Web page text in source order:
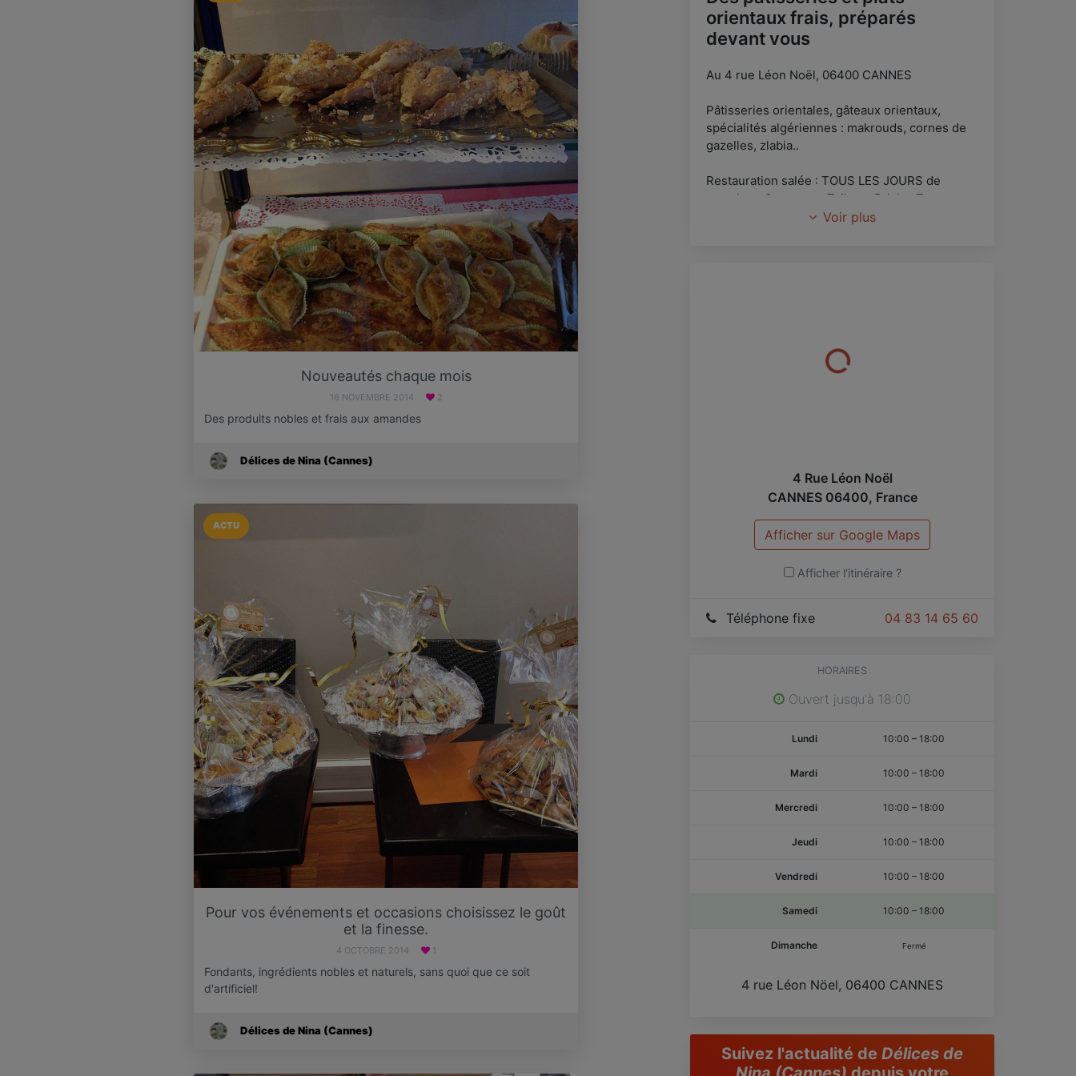
Nouveautés chaque mois
16 NOVEMBRE 2014 2
Des produits nobles et frais aux amandes
Délices de Nina (Cannes)
ACTU
Pour vos événements et occasions choisissez le goût
et la finesse.
4 OCTOBRE 2014 1
Fondants, ingrédients nobles et naturels, sans quoi que ce soit
d'artificiel!
Délices de Nina (Cannes)
orientaux frais, préparés
devant vous
Au 4 rue Léon Noël, 06400 CANNES
Pâtisseries orientales, gâteaux orientaux,
spécialités algériennes : makrouds, cornes de
gazelles, zlabia..
Restauration salée : TOUS LES JOURS de
semaine : Couscous, Tajines, Bricks, Tourtes..
(sur place ou à emporter)Voir plus
4 Rue Léon Noël
CANNES 06400, France
Afficher sur Google Maps
Afficher l'itinéraire ?
04 83 14 65 60
Téléphone fixe
HORAIRES
Ouvert jusqu'à 18:00
Lundi 10:00 – 18:00
Mardi 10:00 – 18:00
Mercredi 10:00 – 18:00
Jeudi 10:00 – 18:00
Vendredi 10:00 – 18:00
Samedi 10:00 – 18:00
Dimanche Fermé
4 rue Léon Nöel, 06400 CANNES
Suivez l'actualité de Délices de